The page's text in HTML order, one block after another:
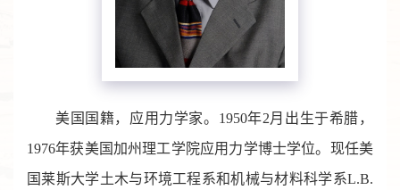
美国国籍，应用力学家。1950年2月出生于希腊，
1976年获美国加州理工学院应用力学博士学位。现任美
国莱斯大学土木与环境工程系和机械与材料科学系L.B.